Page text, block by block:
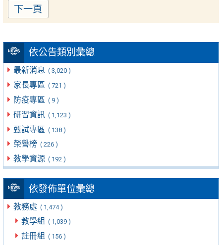
依公告類別彙總
最新消息 ( 3,020 )
家長專區 ( 721 )
防疫專區 ( 9 )
研習資訊 ( 1,123 )
甄試專區 ( 138 )
榮譽榜 ( 226 )
教學資源 ( 192 )
依發佈單位彙總
教務處 ( 1,474 )
教學組 ( 1,039 )
註冊組 ( 156 )
下一頁